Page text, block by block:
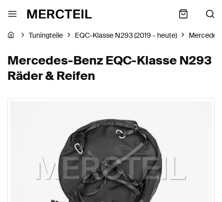
Tuningteile EQC-Klasse N293 (2019 - heute)
Mercedes-Benz EQC-Klasse N293
Räder & Reifen